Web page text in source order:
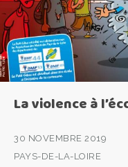
La violence à
30 NOVEMBRE 2019
PAYS-DE-LA-LOIRE